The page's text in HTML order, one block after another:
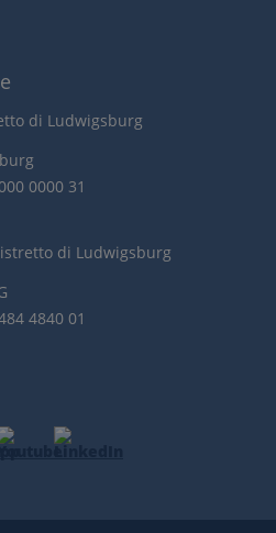
di Ludwigsburg
0000 31
di Ludwigsburg
4840 01